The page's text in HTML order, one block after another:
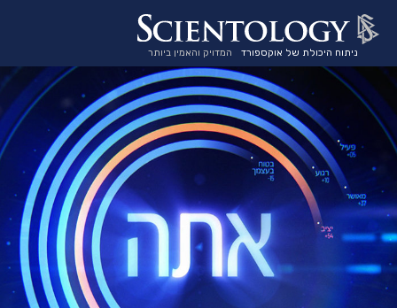
ניתוח היכולת של אוקספורד המדויק והאמין ביותר